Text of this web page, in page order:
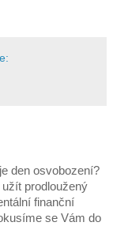
den osvobození?
prodloužený
finanční
se Vám do